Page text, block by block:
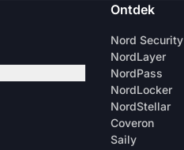
Ontdek
Nord Security
NordLayer
NordPass
NordLocker
NordStellar
Coveron
Saily